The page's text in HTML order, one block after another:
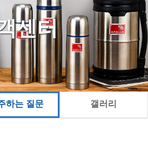
센터
하는 질문 갤러리